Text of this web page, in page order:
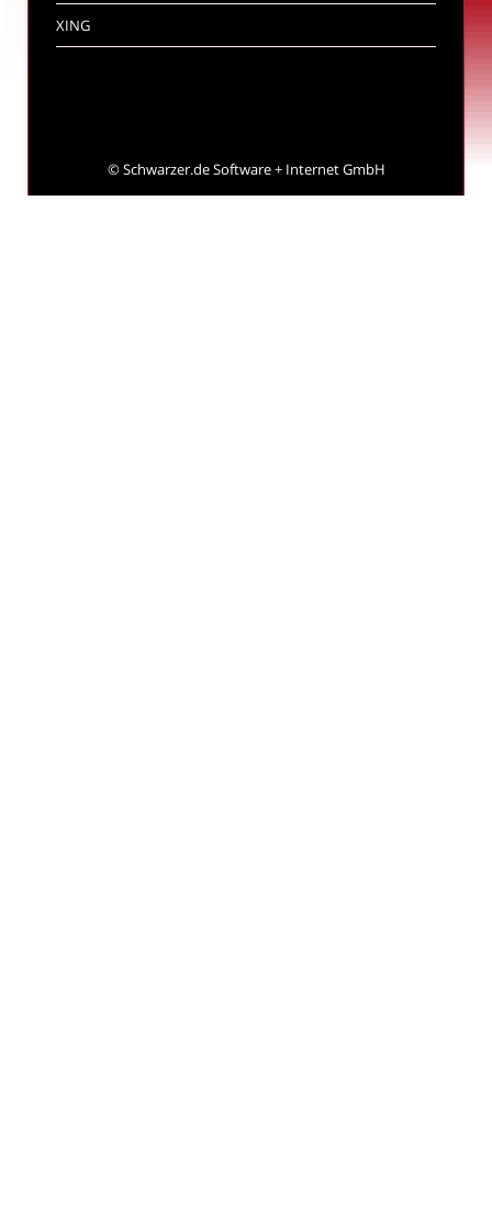
XING
©Schwarzer.de Software + Internet GmbH